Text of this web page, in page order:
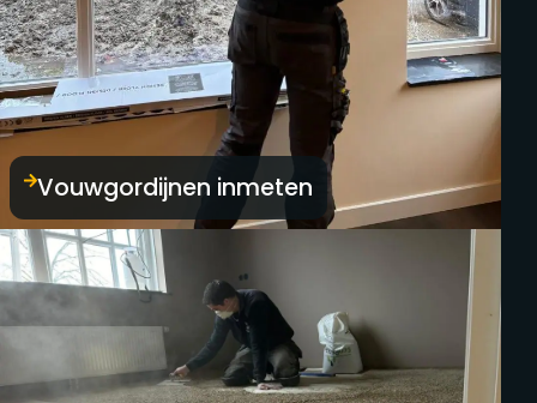
Vouwgordijnen inmeten